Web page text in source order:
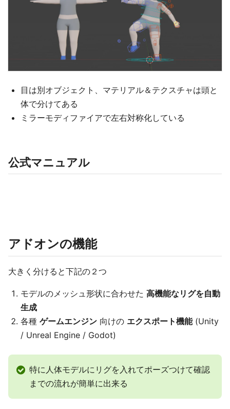
目は別オブジェクト、マテリアル＆テクスチャは頭と
体で分けてある
ミラーモディファイアで左右対称化している
公式マニュアル
アドオンの機能
大きく分けると下記の２つ
モデルのメッシュ形状に合わせた 高機能なリグを自動
生成
各種 ゲームエンジン 向けの エクスポート機能(Unity
/ Unreal Engine / Godot)
特に人体モデルにリグを入れてポーズつけて確認
までの流れが簡単に出来る